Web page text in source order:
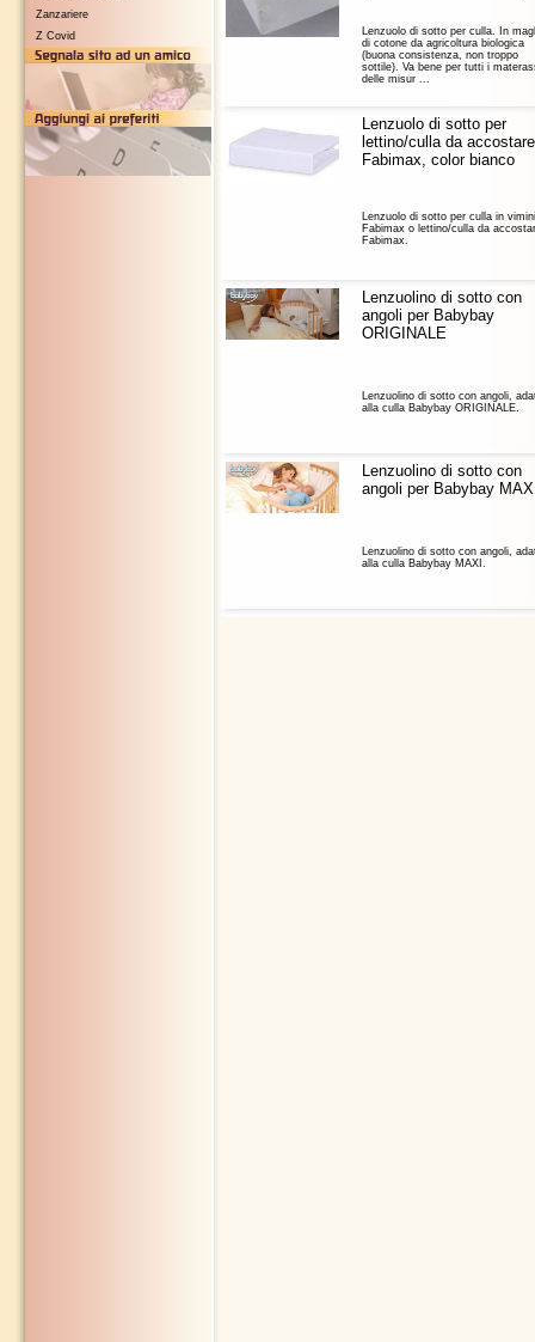
Zanzariere
Z Covid
Lenzuolo di sotto per culla. In
di cotone da agricoltura biologica
(buona consistenza, non troppo
sottile). Va bene per tutti i
delle misur ...
Lenzuolo di sotto per
lettino/culla da accostare
Fabimax, color bianco
Lenzuolo di sotto per culla in vimini
Fabimax o lettino/culla da
Fabimax.
Lenzuolino di sotto con
angoli per Babybay
ORIGINALE
Lenzuolino di sotto con angoli,
alla culla Babybay ORIGINALE.
Lenzuolino di sotto con
angoli per Babybay
Lenzuolino di sotto con angoli,
alla culla Babybay MAXI.